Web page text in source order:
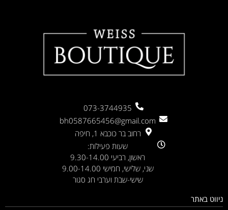
073-3744935
bh0587665456@gmail.com
רחוב בר כוכבא 1, חיפה
שעות פעילות:
ראשון, רביעי 9.30-14.00
שני, שלישי, חמישי 9.00-14.00
שישי-שבת וערבי חג סגור
ניווט באתר